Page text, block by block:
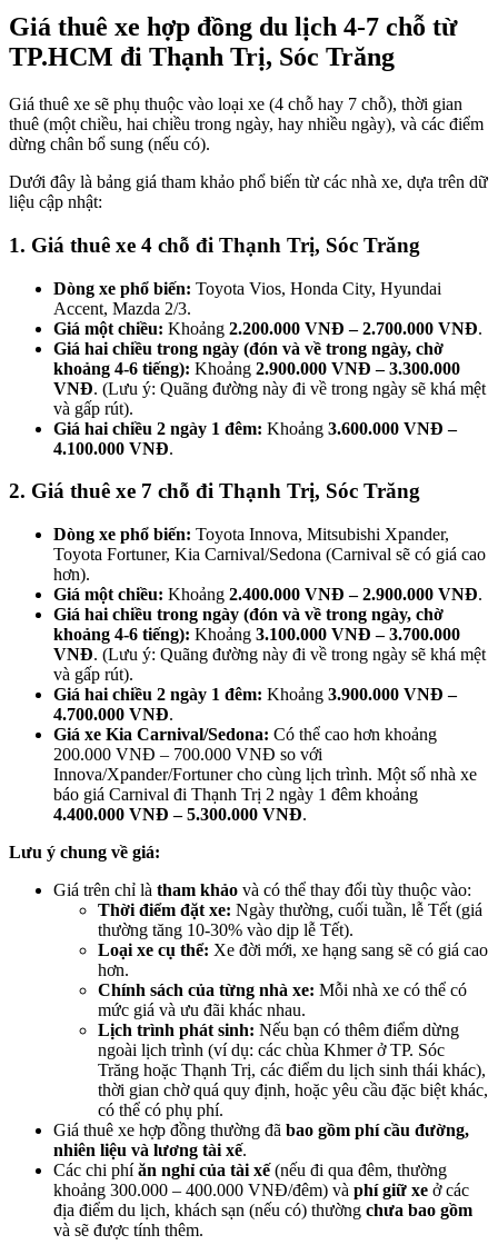
Giá thuê xe hợp đồng du lịch 4-7 chỗ từ
TP.HCM đi Thạnh Trị, Sóc Trăng
Giá thuê xe sẽ phụ thuộc vào loại xe (4 chỗ hay 7 chỗ), thời gian
thuê (một chiều, hai chiều trong ngày, hay nhiều ngày), và các điểm
dừng chân bổ sung (nếu có).
Dưới đây là bảng giá tham khảo phổ biến từ các nhà xe, dựa trên dữ
liệu cập nhật:
1. Giá thuê xe 4 chỗ đi Thạnh Trị, Sóc Trăng
Dòng xe phổ biến: Toyota Vios, Honda City, Hyundai
Accent, Mazda 2/3.
Giá một chiều: Khoảng 2.200.000 VNĐ – 2.700.000 VNĐ.
Giá hai chiều trong ngày (đón và về trong ngày, chờ
khoảng 4-6 tiếng): Khoảng 2.900.000 VNĐ – 3.300.000
VNĐ. (Lưu ý: Quãng đường này đi về trong ngày sẽ khá mệt
và gấp rút).
Giá hai chiều 2 ngày 1 đêm: Khoảng 3.600.000 VNĐ –
4.100.000 VNĐ.
2. Giá thuê xe 7 chỗ đi Thạnh Trị, Sóc Trăng
Dòng xe phổ biến: Toyota Innova, Mitsubishi Xpander,
Toyota Fortuner, Kia Carnival/Sedona (Carnival sẽ có giá cao
hơn).
Giá một chiều: Khoảng 2.400.000 VNĐ – 2.900.000 VNĐ.
Giá hai chiều trong ngày (đón và về trong ngày, chờ
khoảng 4-6 tiếng): Khoảng 3.100.000 VNĐ – 3.700.000
VNĐ. (Lưu ý: Quãng đường này đi về trong ngày sẽ khá mệt
và gấp rút).
Giá hai chiều 2 ngày 1 đêm: Khoảng 3.900.000 VNĐ –
4.700.000 VNĐ.
Giá xe Kia Carnival/Sedona: Có thể cao hơn khoảng
200.000 VNĐ – 700.000 VNĐ so với
Innova/Xpander/Fortuner cho cùng lịch trình. Một số nhà xe
báo giá Carnival đi Thạnh Trị 2 ngày 1 đêm khoảng
4.400.000 VNĐ – 5.300.000 VNĐ.
Lưu ý chung về giá:
Giá trên chỉ là tham khảo và có thể thay đổi tùy thuộc vào:
Thời điểm đặt xe: Ngày thường, cuối tuần, lễ Tết (giá
thường tăng 10-30% vào dịp lễ Tết).
Loại xe cụ thể: Xe đời mới, xe hạng sang sẽ có giá cao
hơn.
Chính sách của từng nhà xe: Mỗi nhà xe có thể có
mức giá và ưu đãi khác nhau.
Lịch trình phát sinh: Nếu bạn có thêm điểm dừng
ngoài lịch trình (ví dụ: các chùa Khmer ở TP. Sóc
Trăng hoặc Thạnh Trị, các điểm du lịch sinh thái khác),
thời gian chờ quá quy định, hoặc yêu cầu đặc biệt khác,
có thể có phụ phí.
Giá thuê xe hợp đồng thường đã bao gồm phí cầu đường,
nhiên liệu và lương tài xế.
Các chi phíăn nghỉ của tài xế(nếu đi qua đêm, thường
khoảng 300.000 – 400.000 VNĐ/đêm) và phí giữ xe ở các
địa điểm du lịch, khách sạn (nếu có) thường chưa bao gồm
và sẽ được tính thêm.